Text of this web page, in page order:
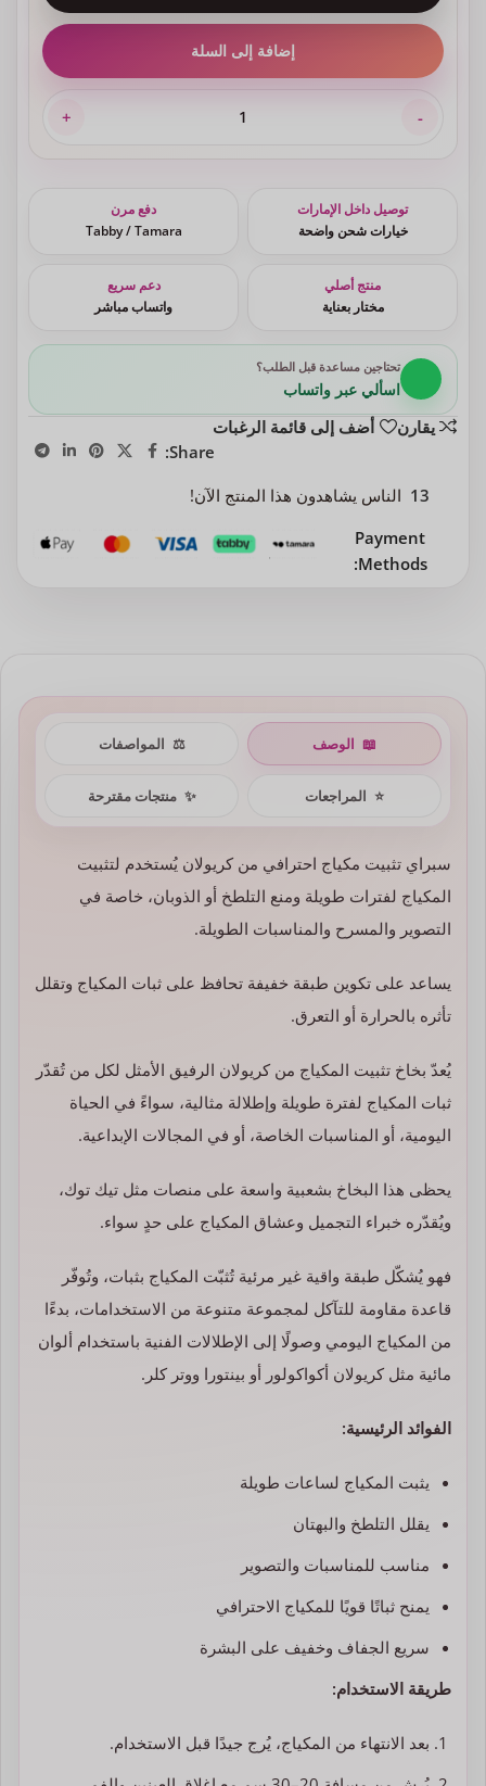
إضافة إلى السلة
توصيل داخل الإمارات
خيارات شحن واضحة
دفع مرن
Tabby / Tamara
منتج أصلي
مختار بعناية
دعم سريع
واتساب مباشر
تحتاجين مساعدة قبل الطلب؟
اسألي عبر واتساب
يقارن
أضف إلى قائمة الرغبات
Share:
13 الناس يشاهدون هذا المنتج الآن!
Payment
Methods:
📖 الوصف ⚖️ المواصفات
⭐ المراجعات ✨ منتجات مقترحة
سبراي تثبيت مكياج احترافي من كريولان يُستخدم لتثبيت
المكياج لفترات طويلة ومنع التلطخ أو الذوبان، خاصة في
التصوير والمسرح والمناسبات الطويلة.
يساعد على تكوين طبقة خفيفة تحافظ على ثبات المكياج وتقلل
تأثره بالحرارة أو التعرق.
يُعدّ بخاخ تثبيت المكياج من كريولان الرفيق الأمثل لكل من تُقدّر
ثبات المكياج لفترة طويلة وإطلالة مثالية، سواءً في الحياة
اليومية، أو المناسبات الخاصة، أو في المجالات الإبداعية.
يحظى هذا البخاخ بشعبية واسعة على منصات مثل تيك توك،
ويُقدّره خبراء التجميل وعشاق المكياج على حدٍ سواء.
فهو يُشكّل طبقة واقية غير مرئية تُثبّت المكياج بثبات، وتُوفّر
قاعدة مقاومة للتآكل لمجموعة متنوعة من الاستخدامات، بدءًا
من المكياج اليومي وصولًا إلى الإطلالات الفنية باستخدام ألوان
مائية مثل كريولان أكواكولور أو بينتورا ووتر كلر.
الفوائد الرئيسية:
يثبت المكياج لساعات طويلة
يقلل التلطخ والبهتان
مناسب للمناسبات والتصوير
يمنح ثباتًا قويًا للمكياج الاحترافي
سريع الجفاف وخفيف على البشرة
طريقة الاستخدام:
بعد الانتهاء من المكياج، يُرج جيدًا قبل الاستخدام.